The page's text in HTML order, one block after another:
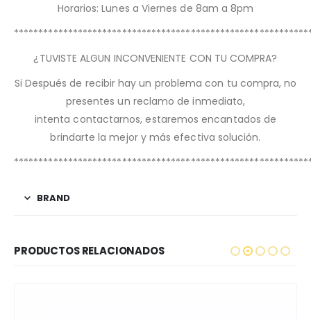
Horarios: Lunes a Viernes de 8am a 8pm
¿TUVISTE ALGUN INCONVENIENTE CON TU COMPRA?
Si Después de recibir hay un problema con tu compra, no
presentes un reclamo de inmediato,
intenta contactarnos, estaremos encantados de
brindarte la mejor y más efectiva solución.
BRAND
PRODUCTOS RELACIONADOS